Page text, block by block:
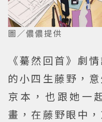
圖／儂儂提供
《驀然回首》劇
的小四生藤野，
京本，也跟她一
畫，在藤野眼中